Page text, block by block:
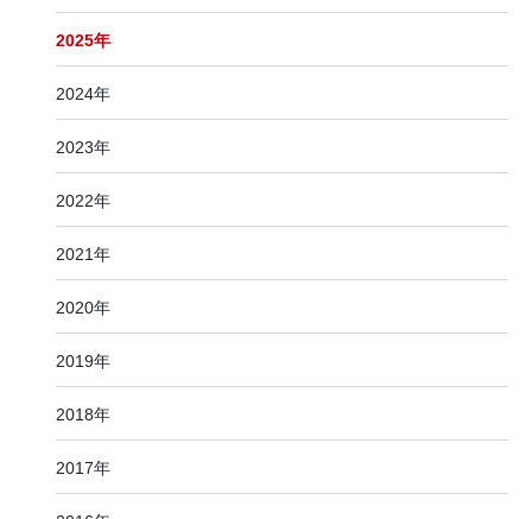
2025年
2024年
2023年
2022年
2021年
2020年
2019年
2018年
2017年